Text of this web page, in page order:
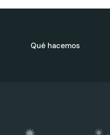
Qué hacemos